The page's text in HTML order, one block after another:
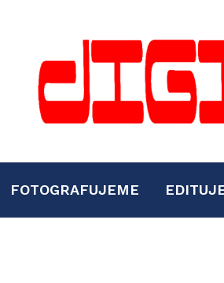
FOTOGRAFUJEME